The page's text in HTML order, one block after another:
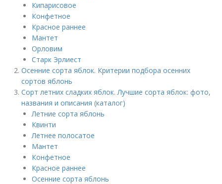
Кипарисовое
Конфетное
Красное раннее
Мантет
Орловим
Старк Эрлиест
Осенние сорта яблок. Критерии подбора осенних
сортов яблонь
Сорт летних сладких яблок. Лучшие сорта яблок: фото,
названия и описания (каталог)
Летние сорта яблонь
Квинти
Летнее полосатое
Мантет
Конфетное
Красное раннее
Осенние сорта яблонь